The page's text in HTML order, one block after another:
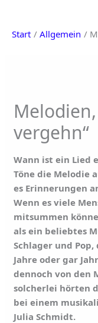
springen
Start Allgemein
vergehn“
Wann ist ein Lied
Töne die Melodie
es Erinnerungen
Wenn es viele
mitsummen
als ein beliebtes
Schlager und
Jahre oder gar
dennoch von den
solcherlei hörten
bei einem
Julia Schmidt.